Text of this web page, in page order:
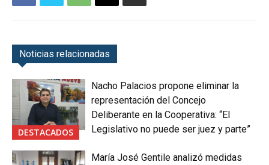
Noticias relacionadas
DESTACADOS
Nacho Palacios propone eliminar la
representación del Concejo
Deliberante en la Cooperativa: “El
Legislativo no puede ser juez y parte”
María José Gentile analizó medidas